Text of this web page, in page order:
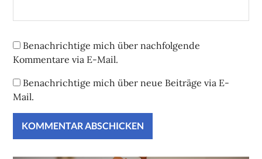
Benachrichtige mich über nachfolgende
Kommentare via E-Mail.
Benachrichtige mich über neue Beiträge via E-
Mail.